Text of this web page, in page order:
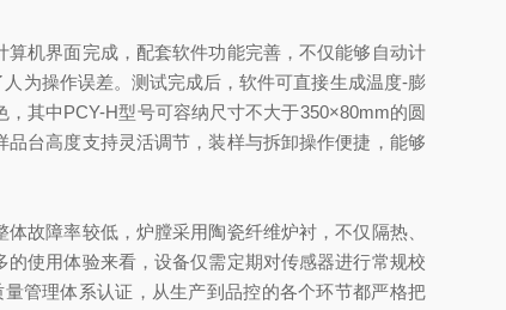
机界面完成，配套软件功能完善，不仅能够自动计
为操作误差。测试完成后，软件可直接生成温度-膨
其中PCY-H型号可容纳尺寸不大于350×80mm的圆
台高度支持灵活调节，装样与拆卸操作便捷，能够
故障率较低，炉膛采用陶瓷纤维炉衬，不仅隔热、
使用体验来看，设备仅需定期对传感器进行常规校
管理体系认证，从生产到品控的各个环节都严格把